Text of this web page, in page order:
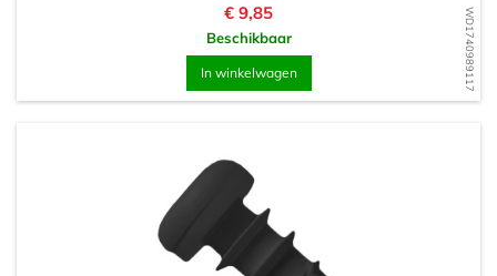
WD1740989117
Prijs
€ 9,85
Beschikbaar
In winkelwagen